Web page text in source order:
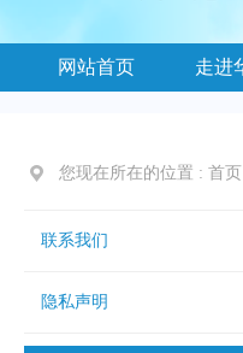
网站首页 走进
您现在所在的位置 : 首页
联系我们
隐私声明